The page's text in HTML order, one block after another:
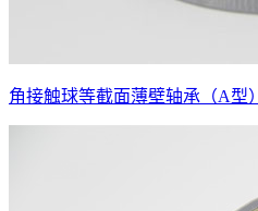
角接触球等截面薄壁轴承（A型）